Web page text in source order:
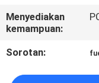
PENAWARAN
Menyediakan
kemampuan:
Sorotan: